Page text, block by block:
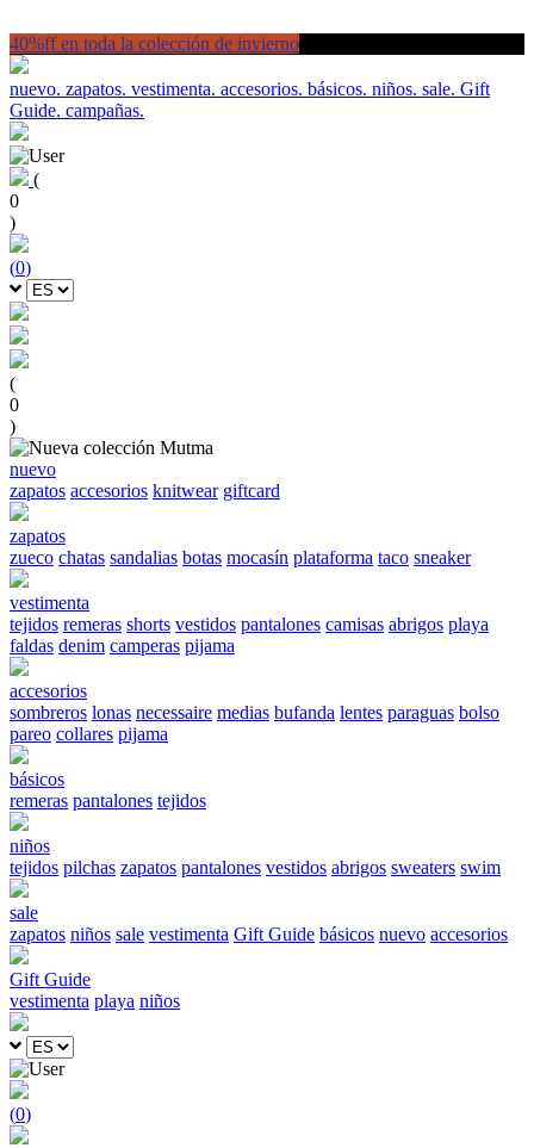
40%ff en toda la colección de invierno
nuevo. zapatos. vestimenta. accesorios. básicos. niños. sale. Gift
Guide. campañas.
(
0
)
(0)
(
0
)
nuevo
zapatos accesorios knitwear giftcard
zapatos
zueco chatas sandalias botas mocasín plataforma taco sneaker
vestimenta
tejidos remeras shorts vestidos pantalones camisas abrigos playa
faldas denim camperas pijama
accesorios
sombreros lonas necessaire medias bufanda lentes paraguas bolso
pareo collares pijama
básicos
remeras pantalones tejidos
niños
tejidos pilchas zapatos pantalones vestidos abrigos sweaters swim
sale
zapatos niños sale vestimenta Gift Guide básicos nuevo accesorios
Gift Guide
vestimenta playa niños
(0)